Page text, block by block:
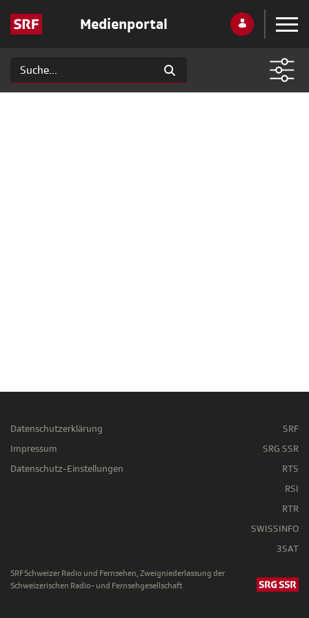
Medienportal
Datenschutzerklärung
Impressum
Datenschutz-Einstellungen
SRF
SRG SSR
RTS
RSI
RTR
SWISSINFO
3SAT
SRF Schweizer Radio und Fernsehen, Zweigniederlassung der
Schweizerischen Radio- und Fernsehgesellschaft